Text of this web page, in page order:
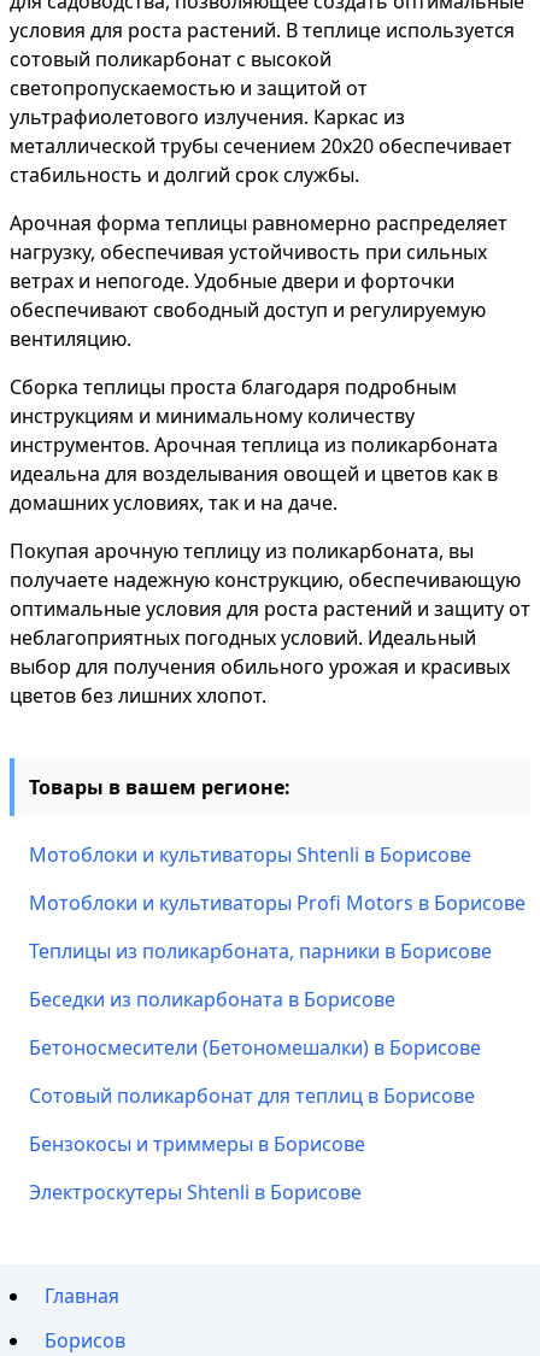
условия для роста растений. В теплице используется
сотовый поликарбонат с высокой
светопропускаемостью и защитой от
ультрафиолетового излучения. Каркас из
металлической трубы сечением 20х20 обеспечивает
стабильность и долгий срок службы.
Арочная форма теплицы равномерно распределяет
нагрузку, обеспечивая устойчивость при сильных
ветрах и непогоде. Удобные двери и форточки
обеспечивают свободный доступ и регулируемую
вентиляцию.
Сборка теплицы проста благодаря подробным
инструкциям и минимальному количеству
инструментов. Арочная теплица из поликарбоната
идеальна для возделывания овощей и цветов как в
домашних условиях, так и на даче.
Покупая арочную теплицу из поликарбоната, вы
получаете надежную конструкцию, обеспечивающую
оптимальные условия для роста растений и защиту от
неблагоприятных погодных условий. Идеальный
выбор для получения обильного урожая и красивых
цветов без лишних хлопот.
Товары в вашем регионе:
Мотоблоки и культиваторы Shtenli в Борисове
Мотоблоки и культиваторы Profi Motors в Борисове
Теплицы из поликарбоната, парники в Борисове
Беседки из поликарбоната в Борисове
Бетоносмесители (Бетономешалки) в Борисове
Сотовый поликарбонат для теплиц в Борисове
Бензокосы и триммеры в Борисове
Электроскутеры Shtenli в Борисове
Главная
Борисов